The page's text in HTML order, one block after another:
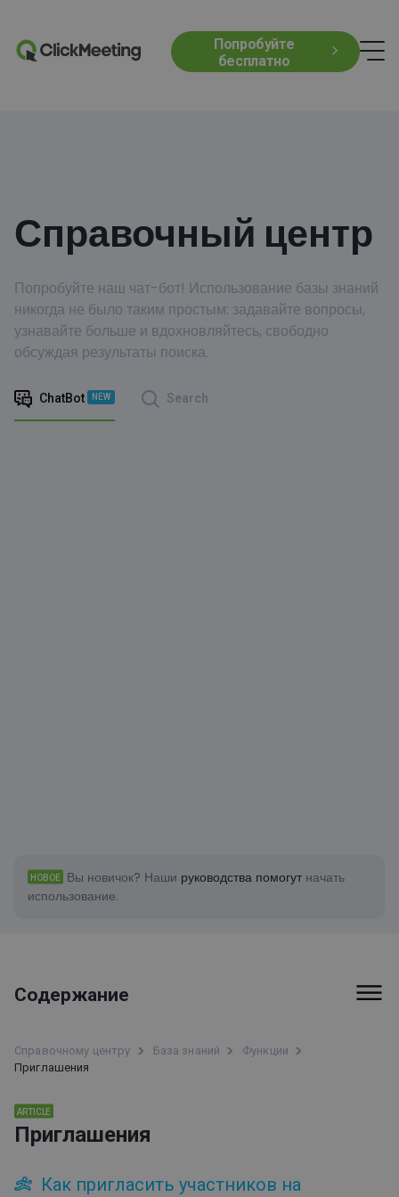
Попробуйте
бесплатно
Справочный центр
Попробуйте наш чат-бот! Использование базы знаний
никогда не было таким простым: задавайте вопросы,
узнавайте больше и вдохновляйтесь, свободно
обсуждая результаты поиска.
ChatBot NEW Search
НОВОЕ Вы новичок? Наши руководства помогутначать
использование.
Содержание
Первые шаги
Функции
Интеграции
Справочному центру База знаний
Функции
Приглашения
ARTICLE
Приглашения
Как пригласить участников на